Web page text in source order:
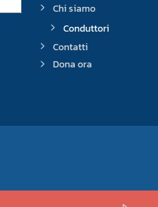
Chi siamo
Conduttori
Contatti
Dona ora